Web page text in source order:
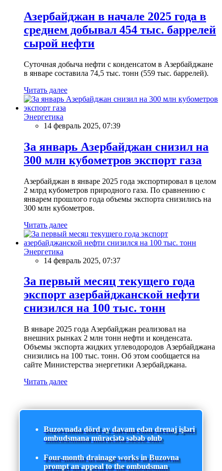
Азербайджан в начале 2025 года в
среднем добывал 454 тыс. баррелей
сырой нефти
Суточная добыча нефти с конденсатом в Азербайджане
в январе составила 74,5 тыс. тонн (559 тыс. баррелей).
Читать далее
Энергетика
14 февраль 2025, 07:39
За январь Азербайджан снизил на
300 млн кубометров экспорт газа
Азербайджан в январе 2025 года экспортировал в целом
2 млрд кубометров природного газа. По сравнению с
январем прошлого года объемы экспорта снизились на
300 млн кубометров.
Читать далее
Энергетика
14 февраль 2025, 07:37
За первый месяц текущего года
экспорт азербайджанской нефти
снизился на 100 тыс. тонн
В январе 2025 года Азербайджан реализовал на
внешних рынках 2 млн тонн нефти и конденсата.
Объемы экспорта жидких углеводородов Азербайджана
снизились на 100 тыс. тонн. Об этом сообщается на
сайте Министерства энергетики Азербайджана.
Читать далее
Buzovnada dörd ay davam edən drenaj işləri
ombudsmana müraciətə səbəb olub
Four-month drainage works in Buzovna
prompt an appeal to the ombudsman